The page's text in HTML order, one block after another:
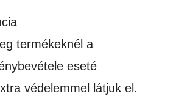
termékeknél a
eseté
védelemmel látjuk el.